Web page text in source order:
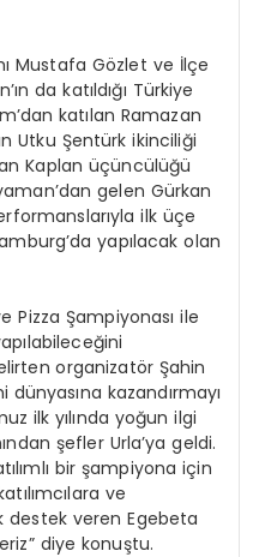
Mustafa Gözlet ve İlçe
da katıldığı Türkiye
katılan Ramazan
Utku Şentürk ikinciliği
Kaplan üçüncülüğü
gelen Gürkan
ilk üçe
yapılacak olan
Pizza Şampiyonası ile
organizatör Şahin
kazandırmayı
ilk yılında yoğun ilgi
şefler Urla’ya geldi.
bir şampiyona için
ve
destek veren Egebeta
diye konuştu.